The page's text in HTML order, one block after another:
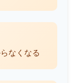
なくなる